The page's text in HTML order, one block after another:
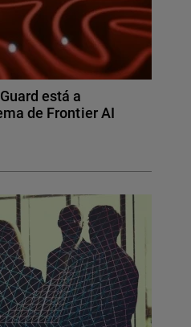
está a
de Frontier AI